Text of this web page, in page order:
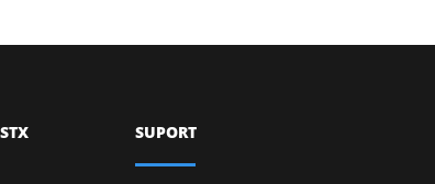
SUPORT